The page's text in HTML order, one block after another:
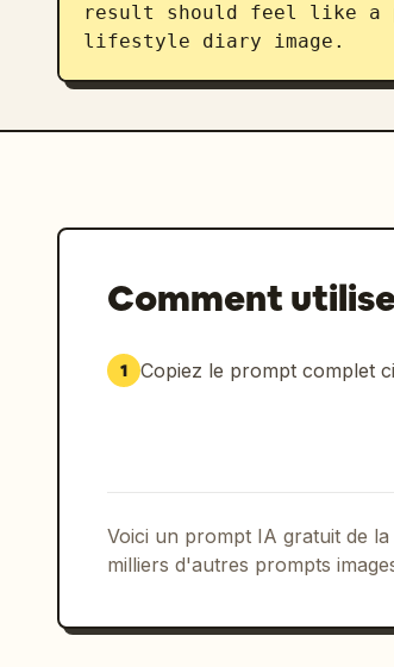
result should feel like a
lifestyle diary image.
Comment
1 Copiez le prompt complet
Voici un prompt IA gratuit de
milliers d'autres prompts